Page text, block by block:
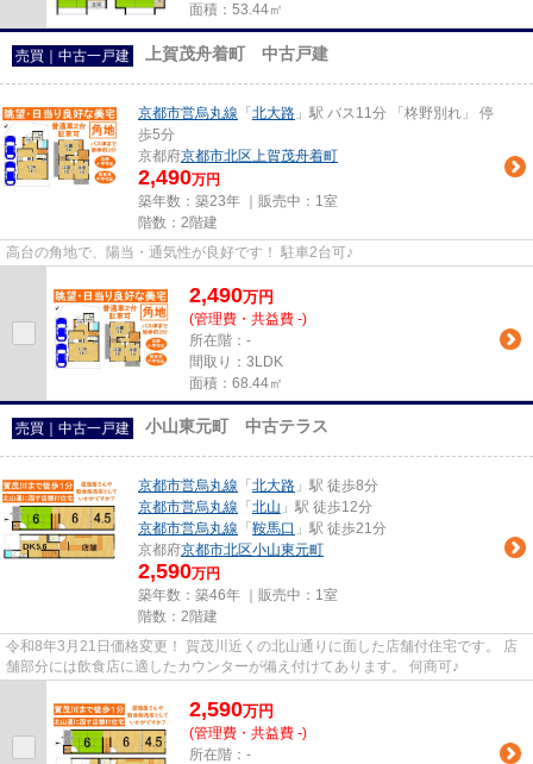
面積：53.44㎡
売買｜中古一戸建 上賀茂舟着町 中古戸建
京都市営烏丸線 「 北大路 」駅 バス11分 「柊野別れ」 停
歩5分
京都府京都市北区上賀茂舟着町
2,490万円
築年数：築23年 ｜販売中： 1室
階数：2階建
高台の角地で、陽当・通気性が良好です！ 駐車2台可♪
2,490万円
(管理費・共益費 -)
所在階：-
間取り：3LDK
面積：68.44㎡
売買｜中古一戸建 小山東元町 中古テラス
京都市営烏丸線 「 北大路 」駅 徒歩8分
京都市営烏丸線 「 北山 」駅 徒歩12分
京都市営烏丸線 「 鞍馬口 」駅 徒歩21分
京都府京都市北区小山東元町
2,590万円
築年数：築46年 ｜販売中： 1室
階数：2階建
令和8年3月21日価格変更！ 賀茂川近くの北山通りに面した店舗付住宅です。 店
舗部分には飲食店に適したカウンターが備え付けてあります。 何商可♪
2,590万円
(管理費・共益費 -)
所在階：-